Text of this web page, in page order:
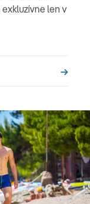
len v